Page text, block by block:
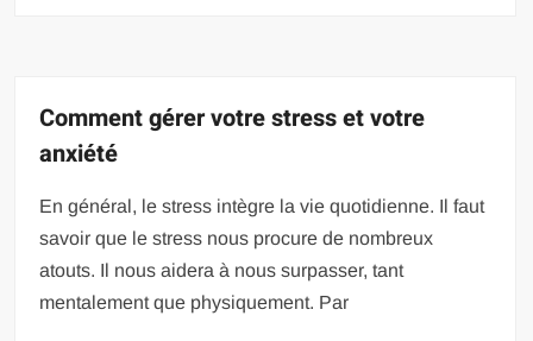
Comment gérer votre stress et votre
anxiété
En général, le stress intègre la vie quotidienne. Il faut
savoir que le stress nous procure de nombreux
atouts. Il nous aidera à nous surpasser, tant
mentalement que physiquement. Par